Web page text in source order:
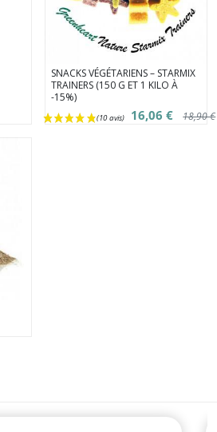
SNACKS VÉGÉTARIENS – STARMIX
TRAINERS (150 G ET 1 KILO À
-15%)
16,06 € 18,90 €